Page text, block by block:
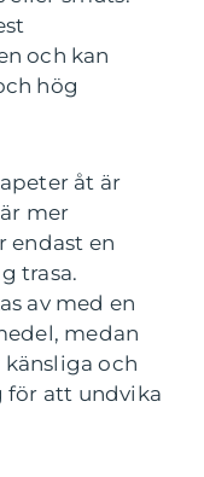
och kan
hög
åt är
mer
endast en
trasa.
av med en
medan
och
för att undvika